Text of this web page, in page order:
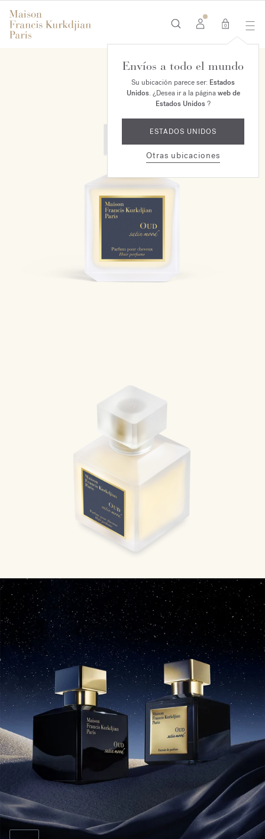
0
Envíos a todo el mundo
Su ubicación parece ser: Estados
Unidos. ¿Desea ir a la páginaweb de
Estados Unidos?
ESTADOS UNIDOS
Otras ubicaciones
NUEVO